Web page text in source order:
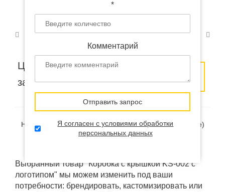
Цена по
запросу
Оставить
заявку
образец
Наличие: В наличии (на удалённом складе в Китае)
Выбранный товар "Коробка с крышкой KS-002 с
логотипом" мы можем изменить под ваши
потребности: брендировать, кастомизировать или
*
Комментарий
Отправить запрос
Я согласен с условиями обработки
персональных данных